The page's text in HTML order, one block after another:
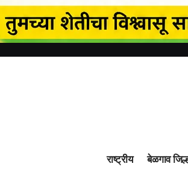
राष्ट्रीय बेळगाव